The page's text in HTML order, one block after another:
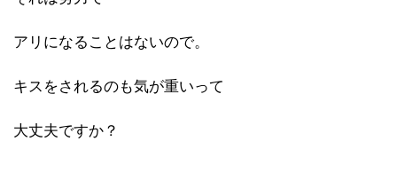
アリになることはないので。
キスをされるのも気が重いって
大丈夫ですか？